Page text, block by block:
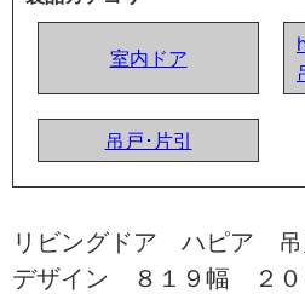
室内ドア
吊戸･片引
リビングドア ハピア
デザイン ８１９幅 ２